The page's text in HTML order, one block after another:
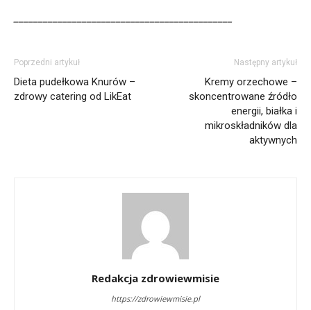
Poprzedni artykuł
Dieta pudełkowa Knurów –
zdrowy catering od LikEat
Następny artykuł
Kremy orzechowe –
skoncentrowane źródło
energii, białka i
mikroskładników dla
aktywnych
Redakcja zdrowiewmisie
https://zdrowiewmisie.pl